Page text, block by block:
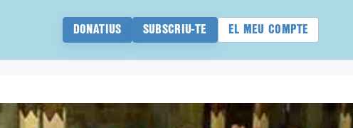
DONATIUS SUBSCRIU-TE EL MEU COMPTE